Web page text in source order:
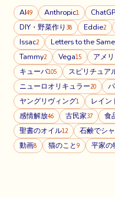
AI49 Anthropic1
DIY・野菜作り 38 Eddie2
Issac2 Letters to the
Tammy2 Vega15 アメ
キューバ105 スピリチュア
ニューロオリキュラー20
ヤングリヴィング1 レイン
感情解放46 古民家37 食
聖書のオイル12 石鹸でシ
動画8 猫のこと9 平家の